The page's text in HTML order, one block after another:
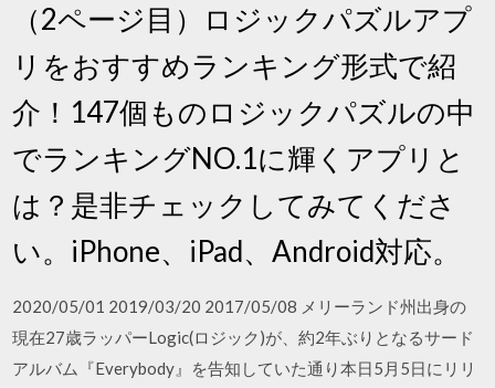
（2ページ目）ロジックパズルアプ
リをおすすめランキング形式で紹
介！147個ものロジックパズルの中
でランキングNO.1に輝くアプリと
は？是非チェックしてみてくださ
い。iPhone、iPad、Android対応。
2020/05/01 2019/03/20 2017/05/08 メリーランド州出身の
現在27歳ラッパーLogic(ロジック)が、約2年ぶりとなるサード
アルバム『Everybody』を告知していた通り本日5月5日にリリ